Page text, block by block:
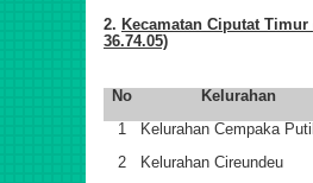
2. Kecamatan Ciputat Timur
36.74.05)
No Kelurahan
1
Kelurahan Cempaka
2
Kelurahan Cireundeu